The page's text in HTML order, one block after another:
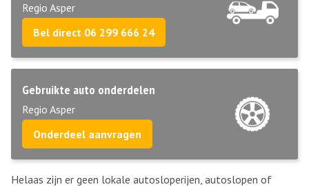
Regio Asper
Bel direct 06 299 666 24
Gebruikte auto onderdelen
Regio Asper
Onderdeel aanvragen
Helaas zijn er geen lokale autosloperijen, autoslopen of